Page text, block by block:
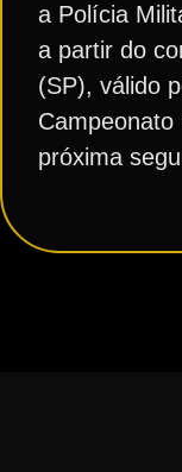
a Polícia
a partir do
(SP), válido
próxima